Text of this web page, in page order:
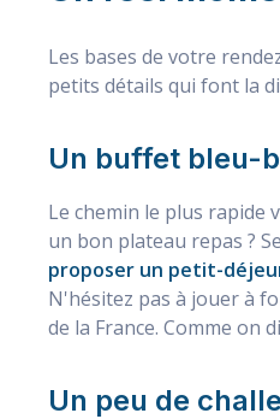
Les bases de votre
petits détails qui font la
Un buffet bleu-
Le chemin le plus rapide
un bon plateau repas ?
proposer un petit-
N'hésitez pas à jouer à
de la France. Comme on
Un peu de